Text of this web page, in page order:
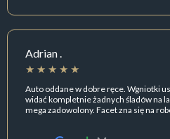
Adrian .
Auto oddane w dobre ręce. Wgniotki
widać kompletnie żadnych śladów na
mega zadowolony. Facet zna się na